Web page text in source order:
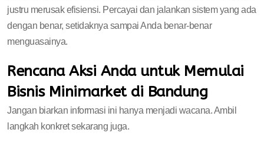
justru merusak efisiensi. Percayai dan jalankan sistem yang ada
dengan benar, setidaknya sampai Anda benar-benar
menguasainya.
Rencana Aksi Anda untuk Memulai
Bisnis Minimarket di Bandung
Jangan biarkan informasi ini hanya menjadi wacana. Ambil
langkah konkret sekarang juga.